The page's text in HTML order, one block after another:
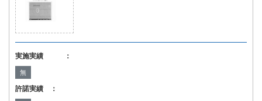
実施実績 ：
無
許諾実績 ：